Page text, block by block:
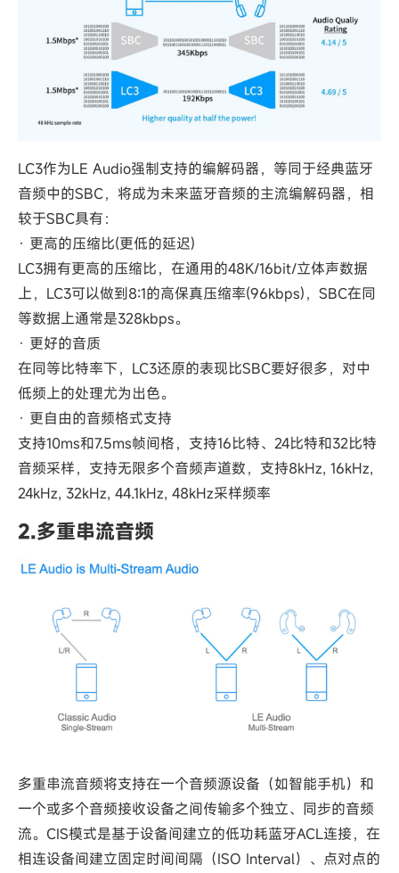
LC3作为LE Audio强制支持的编解码器，等同于经典蓝牙
音频中的SBC，将成为未来蓝牙音频的主流编解码器，相
较于SBC具有：
· 更高的压缩比(更低的延迟)
LC3拥有更高的压缩比，在通用的48K/16bit/立体声数据
上，LC3可以做到8:1的高保真压缩率(96kbps)，SBC在同
等数据上通常是328kbps。
· 更好的音质
在同等比特率下，LC3还原的表现比SBC要好很多，对中
低频上的处理尤为出色。
· 更自由的音频格式支持
支持10ms和7.5ms帧间格，支持16比特、24比特和32比特
音频采样，支持无限多个音频声道数，支持8kHz, 16kHz,
24kHz, 32kHz, 44.1kHz, 48kHz采样频率
2.多重串流音频
多重串流音频将支持在一个音频源设备（如智能手机）和
一个或多个音频接收设备之间传输多个独立、同步的音频
流。CIS模式是基于设备间建立的低功耗蓝牙ACL连接，在
相连设备间建立固定时间间隔（ISO Interval）、点对点的